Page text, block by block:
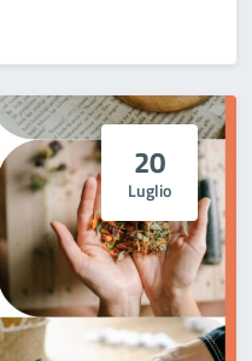
20
Luglio